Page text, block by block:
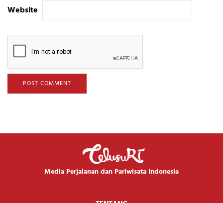
Website
Media Perjalanan dan Pariwisata Indonesia